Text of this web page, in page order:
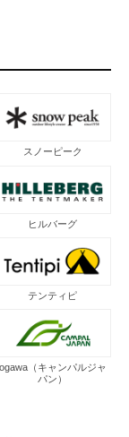
スノーピーク
ヒルバーグ
テンティピ
ogawa（キャンパルジャ
パン）